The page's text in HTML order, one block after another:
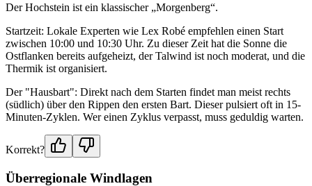
Der Hochstein ist ein klassischer „Morgenberg“.
Startzeit: Lokale Experten wie Lex Robé empfehlen einen Start
zwischen 10:00 und 10:30 Uhr. Zu dieser Zeit hat die Sonne die
Ostflanken bereits aufgeheizt, der Talwind ist noch moderat, und die
Thermik ist organisiert.
Der "Hausbart": Direkt nach dem Starten findet man meist rechts
(südlich) über den Rippen den ersten Bart. Dieser pulsiert oft in 15-
Minuten-Zyklen. Wer einen Zyklus verpasst, muss geduldig warten.
Korrekt?
Überregionale Windlagen